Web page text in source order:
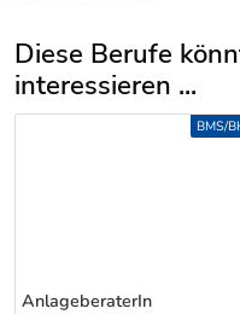
Diese Berufe
interessieren ...
Uber weitere
AnlageberaterIn
BMS/